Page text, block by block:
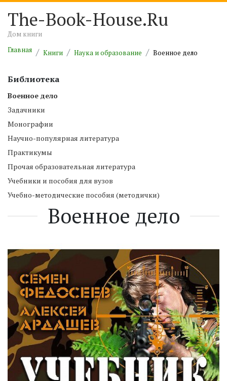
The-Book-House.Ru
Дом книги
Главная
Книги Наука и образование Военное дело
Библиотека
Военное дело
Задачники
Монографии
Научно-популярная литература
Практикумы
Прочая образовательная литература
Учебники и пособия для вузов
Учебно-методические пособия (методички)
Военное дело